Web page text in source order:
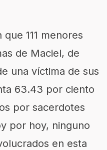
111 menores
de Maciel, de
una víctima de sus
63.43 por ciento
por sacerdotes
por hoy, ninguno
en esta